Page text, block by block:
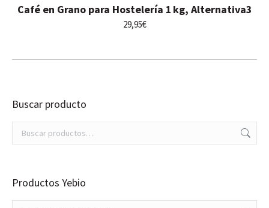
Café en Grano para Hostelería 1 kg, Alternativa3
29,95€
Buscar producto
Productos Yebio